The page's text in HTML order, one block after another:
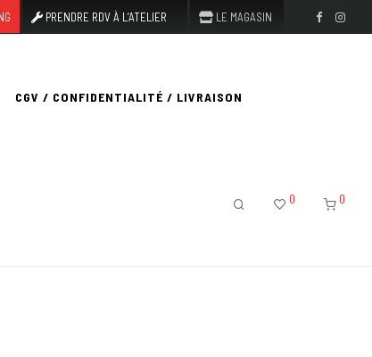
PRENDRE RDV À L’ATELIER LE MAGASIN
CGV / CONFIDENTIALITÉ / LIVRAISON
0 0